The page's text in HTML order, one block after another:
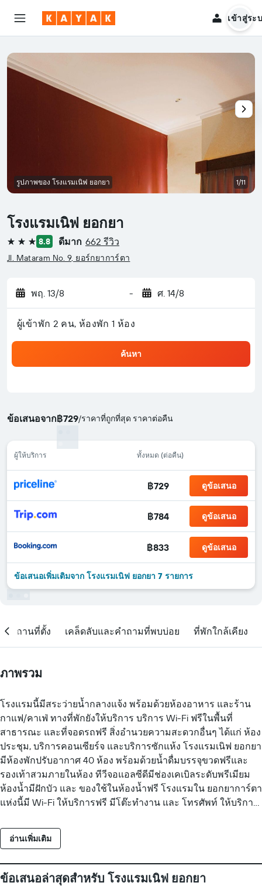
เข้าสู่ระ
โรงแรมเนิฟ ยอกยา
3 ดาว 8.8 ดีมาก 662 รีวิว
Jl. Mataram No. 9, ยอร์กยาการ์ตา
พฤ. 13/8 - ศ. 14/8
ผู้เข้าพัก 2 คน, ห้องพัก 1 ห้อง
ค้นหา
ข้อเสนอจาก฿729/ราคาที่ถูกที่สุด ราคาต่อคืน
ผู้ให้บริการ ทั้งหมด (ต่อคืน)
฿729 ดูข้อเสนอ
฿784 ดูข้อเสนอ
฿833 ดูข้อเสนอ
ข้อเสนอเพิ่มเติมจาก โรงแรมเนิฟ ยอกยา 7 รายการ
รูปภาพของ โรงแรมเนิฟ ยอกยา 1/11
สถานที่ตั้ง เคล็ดลับและคำถามที่พบบ่อย ที่พักใกล้เคียง
ภาพรวม
โรงแรมนี้มีสระว่ายน้ำกลางแจ้ง พร้อมด้วยห้องอาหาร และร้าน
กาแฟ/คาเฟ่ ทางที่พักยังให้บริการ บริการ Wi-Fi ฟรีในพื้นที่
สาธารณะ และที่จอดรถฟรี สิ่งอำนวยความสะดวกอื่นๆ ได้แก่ ห้อง
ประชุม, บริการคอนเซียร์จ และบริการซักแห้ง โรงแรมเนิฟ ยอกยา
มีห้องพักปรับอากาศ 40 ห้อง พร้อมด้วยน้ำดื่มบรรจุขวดฟรีและ
รองเท้าสวมภายในห้อง ทีวีจอแอลซีดีมีช่องเคเบิลระดับพรีเมียม
ห้องน้ำมีฝักบัว และ ของใช้ในห้องน้ำฟรี โรงแรมใน ยอกยาการ์ตา
แห่งนี้มี Wi-Fi ให้บริการฟรี มีโต๊ะทำงาน และ โทรศัพท์ ให้บริการ
สิ่งอำนวยความสะดวกด้านสันทนาการที่โรงแรม รวมถึง สระว่าย
น้ำกลางแจ้ง
อ่านเพิ่มเติม
ข้อเสนอล่าสุดสำหรับ โรงแรมเนิฟ ยอกยา